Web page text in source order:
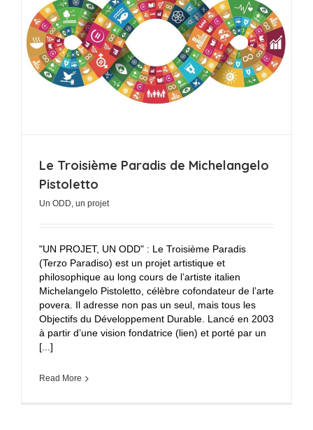
Le Troisième Paradis de Michelangelo
Pistoletto
Un ODD, un projet
"UN PROJET, UN ODD" : Le Troisième Paradis
(Terzo Paradiso) est un projet artistique et
philosophique au long cours de l’artiste italien
Michelangelo Pistoletto, célèbre cofondateur de l’arte
povera. Il adresse non pas un seul, mais tous les
Objectifs du Développement Durable. Lancé en 2003
à partir d’une vision fondatrice (lien) et porté par un
[...]
Read More